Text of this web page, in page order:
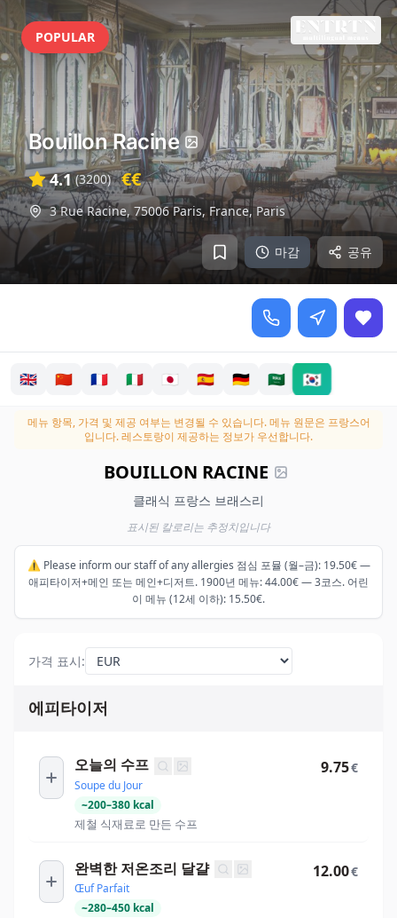
POPULAR
마감 공유
Bouillon Racine
4.1 (3200) €€
3 Rue Racine, 75006 Paris, France,Paris
🇬🇧 🇨🇳 🇫🇷 🇮🇹 🇯🇵 🇪🇸 🇩🇪 🇸🇦 🇰🇷
메뉴 항목, 가격 및 제공 여부는 변경될 수 있습니다.메뉴 원문은 프랑스어
입니다. 레스토랑이 제공하는 정보가 우선합니다.
BOUILLON RACINE
클래식 프랑스 브래스리
표시된 칼로리는 추정치입니다
⚠️ Please inform our staff of any allergies 점심 포뮬 (월–금): 19.50€ —
애피타이저+메인 또는 메인+디저트. 1900년 메뉴: 44.00€ — 3코스. 어린
이 메뉴 (12세 이하): 15.50€.
가격 표시:
에피타이저
오늘의 수프
Soupe du Jour
~200–380 kcal
제철 식재료로 만든 수프
9.75€
완벽한 저온조리 달걀
Œuf Parfait
~280–450 kcal
12.00€